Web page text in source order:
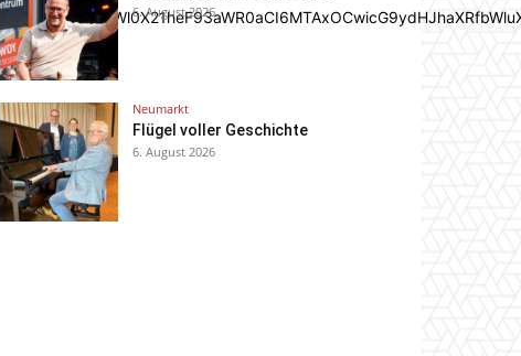
6. August 2026
Neumarkt
Flügel voller Geschichte
6. August 2026